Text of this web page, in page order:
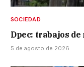
SOCIEDAD
Dpec: trabajos
5 de agosto de 2026